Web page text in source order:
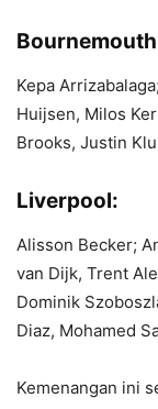
Kepa
Huijsen, Milos
Brooks, Justin
Liverpool:
Alisson Becker;
van Dijk, Trent
Dominik
Diaz, Mohamed
Kemenangan ini